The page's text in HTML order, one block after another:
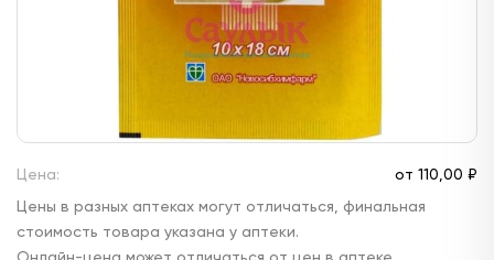
Цена: от 110, 00 ₽
Цены в разных аптеках могут отличаться, финальная
стоимость товара указана у аптеки.